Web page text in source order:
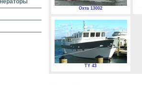
Охта 13002
TY 43